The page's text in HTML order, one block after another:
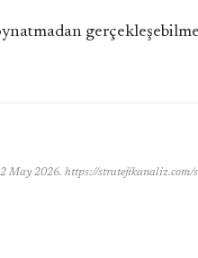
May 2026. https://stratejikanaliz.com/